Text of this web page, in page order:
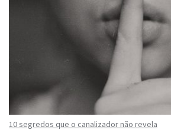
10 segredos que o canalizador não revela